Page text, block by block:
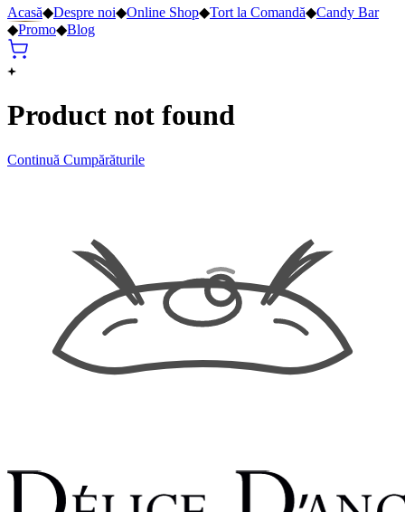
Acasă◆Despre noi◆Online Shop◆Tort la Comandă◆Candy Bar
◆Promo◆Blog
Product not found
Continuă Cumpărăturile